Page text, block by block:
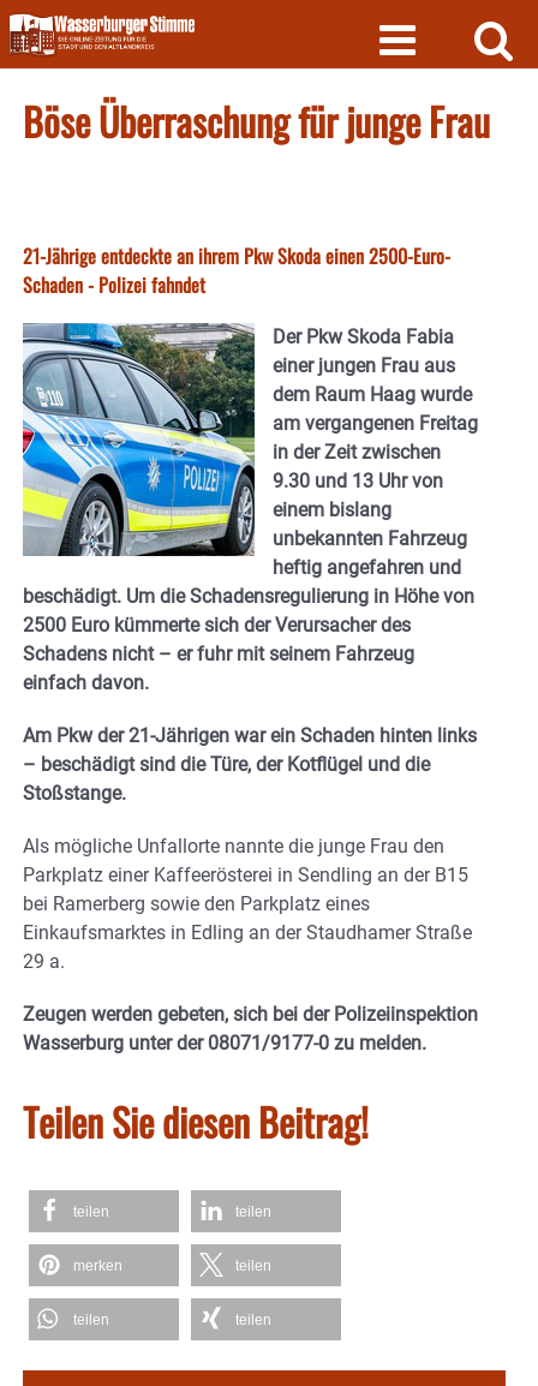
Skip
to
content
Böse Überraschung für junge Frau
21-Jährige entdeckte an ihrem Pkw Skoda einen 2500-Euro-
Schaden - Polizei fahndet
Der Pkw Skoda Fabia
einer jungen Frau aus
dem Raum Haag wurde
am vergangenen Freitag
in der Zeit zwischen
9.30 und 13 Uhr von
einem bislang
unbekannten Fahrzeug
heftig angefahren und
beschädigt. Um die Schadensregulierung in Höhe von
2500 Euro kümmerte sich der Verursacher des
Schadens nicht – er fuhr mit seinem Fahrzeug
einfach davon.
Am Pkw der 21-Jährigen war ein Schaden hinten links
– beschädigt sind die Türe, der Kotflügel und die
Stoßstange.
Als mögliche Unfallorte nannte die junge Frau den
Parkplatz einer Kaffeerösterei in Sendling an der B15
bei Ramerberg sowie den Parkplatz eines
Einkaufsmarktes in Edling an der Staudhamer Straße
29 a.
Zeugen werden gebeten, sich bei der Polizeiinspektion
Wasserburg unter der 08071/9177-0 zu melden.
Teilen Sie diesen Beitrag!
teilen teilen
merken teilen
teilen teilen